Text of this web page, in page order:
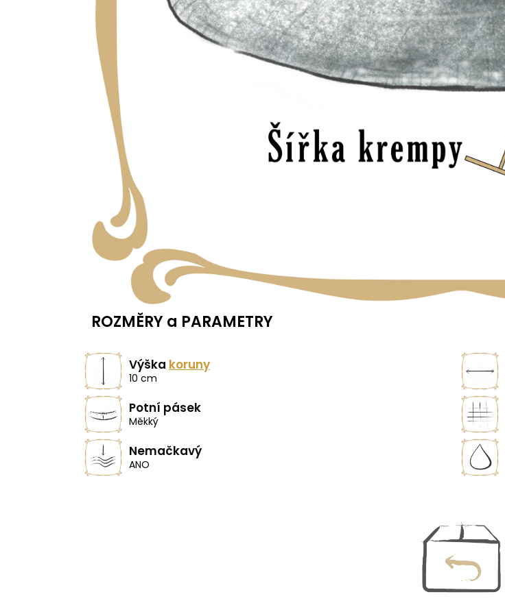
ROZMĚRY a PARAMETRY
Výška koruny
10 cm
Potní pásek
Měkký
Nemačkavý
ANO